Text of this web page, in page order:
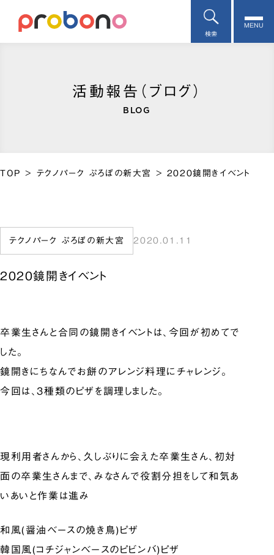
検索
MENU
活動報告（ブログ）
BLOG
TOP > テクノパーク ぷろぼの新大宮 > 2020鏡開きイベント
テクノパーク ぷろぼの新大宮 2020.01.11
2020鏡開きイベント
卒業生さんと合同の鏡開きイベントは、今回が初めてで
した。
鏡開きにちなんでお餅のアレンジ料理にチャレンジ。
今回は、3種類のピザを調理しました。
現利用者さんから、久しぶりに会えた卒業生さん、初対
面の卒業生さんまで、みなさんで役割分担をして和気あ
いあいと作業は進み
和風(醤油ベースの焼き鳥)ピザ
韓国風(コチジャンベースのピビンバ)ピザ